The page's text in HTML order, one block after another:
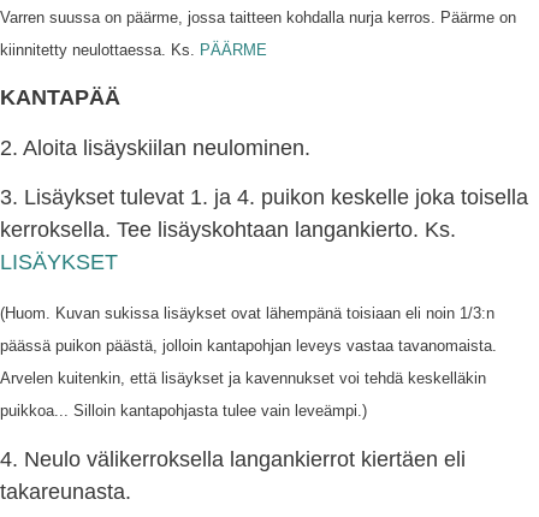
Varren suussa on päärme, jossa taitteen kohdalla nurja kerros. Päärme on
kiinnitetty neulottaessa. Ks.
PÄÄRME
KANTAPÄÄ
2. Aloita lisäyskiilan neulominen.
3. Lisäykset tulevat 1. ja 4. puikon keskelle joka toisella
kerroksella. Tee lisäyskohtaan langankierto. Ks.
LISÄYKSET
(Huom. Kuvan sukissa lisäykset ovat lähempänä toisiaan eli noin 1/3:n
päässä puikon päästä, jolloin kantapohjan leveys vastaa tavanomaista.
Arvelen kuitenkin, että lisäykset ja kavennukset voi tehdä keskelläkin
puikkoa... Silloin kantapohjasta tulee vain leveämpi.)
4. Neulo välikerroksella langankierrot kiertäen eli
takareunasta.